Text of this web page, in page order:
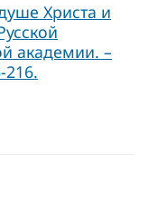
Христа и
академии. –
216.